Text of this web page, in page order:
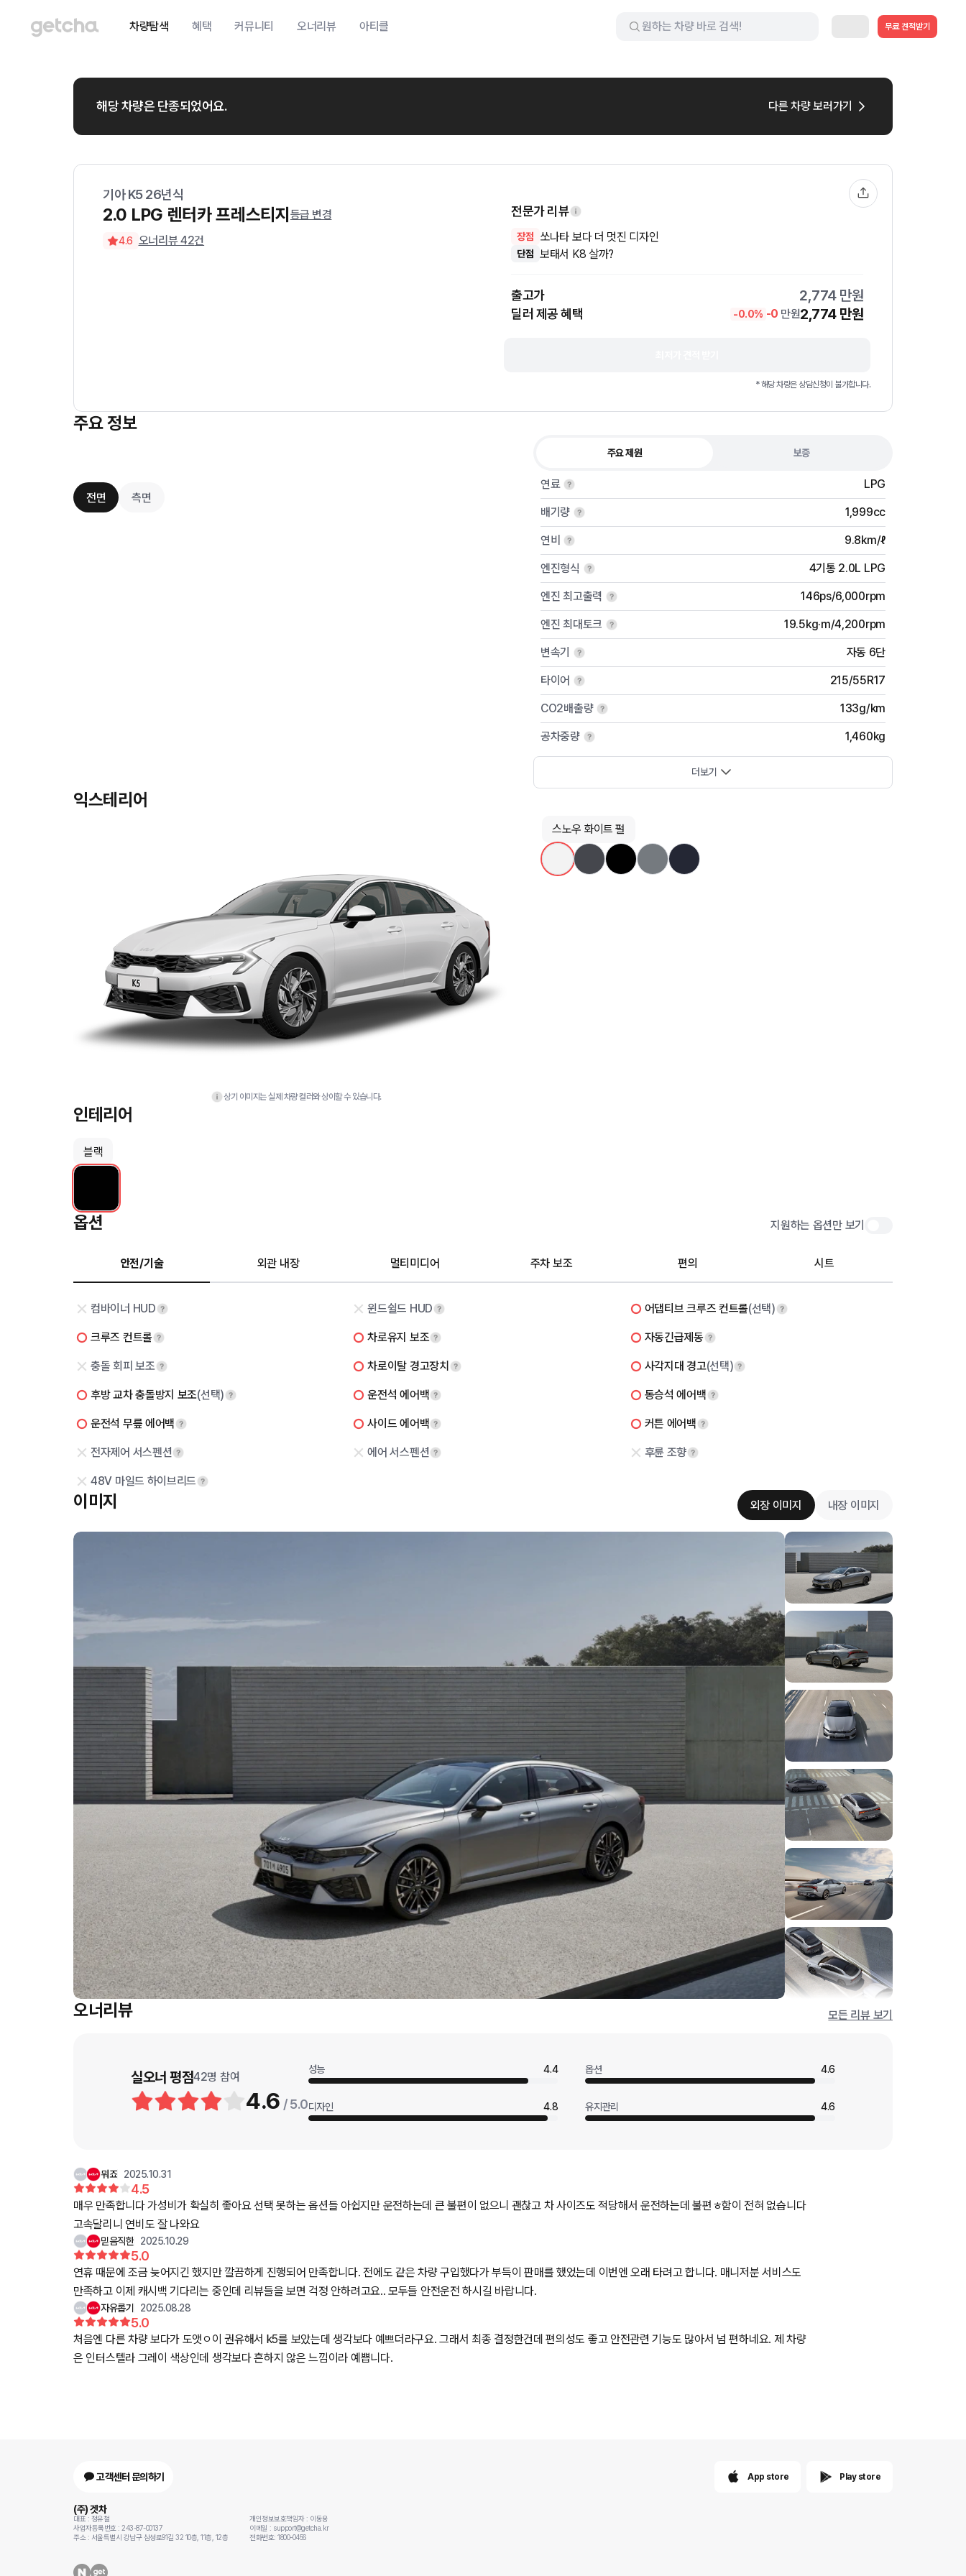
차량탐색 혜택 커뮤니티 오너리뷰 아티클 무료 견적받기
해당 차량은 단종되었어요. 다른 차량 보러가기
기아 K5 26년식
2.0 LPG 렌터카 프레스티지 등급 변경
4.6 오너리뷰42건
전문가 리뷰
장점 쏘나타 보다 더 멋진 디자인
단점 보태서 K8 살까?
출고가 2,774 만원
딜러 제공 혜택 -0.0% -0 만원2,774 만원
* 해당 차량은 상담신청이 불가합니다.
주요 정보
전면 측면
주요 제원 보증
연료 LPG
배기량 1,999cc
연비 9.8km/ℓ
엔진형식 4기통 2.0L LPG
엔진 최고출력 146ps/6,000rpm
엔진 최대토크 19.5kg·m/4,200rpm
변속기 자동 6단
타이어 215/55R17
CO2배출량 133g/km
공차중량 1,460kg
더보기
익스테리어
상기 이미지는 실제 차량 컬러와 상이할 수 있습니다.
스노우 화이트 펄
인테리어
블랙
옵션 지원하는 옵션만 보기
안전/기술 외관 내장 멀티미디어 주차 보조 편의 시트
컴바이너 HUD 윈드쉴드 HUD 어댑티브 크루즈 컨트롤(선택)
크루즈 컨트롤 차로유지 보조 자동긴급제동
충돌 회피 보조 차로이탈 경고장치 사각지대 경고(선택)
후방 교차 충돌방지 보조(선택) 운전석 에어백 동승석 에어백
운전석 무릎 에어백 사이드 에어백 커튼 에어백
전자제어 서스펜션 에어 서스펜션 후륜 조향
48V 마일드 하이브리드
이미지 외장 이미지 내장 이미지
오너리뷰 모든 리뷰 보기
실오너 평점42명 참여
4.6 / 5.0
성능 4.4 옵션 4.6
디자인 4.8 유지관리 4.6
뭐죠 2025.10.31
4.5
매우 만족합니다 가성비가 확실히 좋아요 선택 못하는 옵션들 아쉽지만 운전하는데 큰 불편이 없으니 괜찮고 차 사이즈도 적당해서 운전하는데 불편ㅎ함이 전혀 없습니다
고속달리니 연비도 잘 나와요
믿음직한 2025.10.29
5.0
연휴 때문에 조금 늦어지긴 했지만 깔끔하게 진행되어 만족합니다. 전에도 같은 차량 구입했다가 부득이 판매를 했었는데 이번엔 오래 타려고 합니다. 매니저분 서비스도
만족하고 이제 캐시백 기다리는 중인데 리뷰들을 보면 걱정 안하려고요.. 모두들 안전운전 하시길 바랍니다.
자유롭기 2025.08.28
5.0
처음엔 다른 차량 보다가 도앳ㅇ이 권유해서 k5를 보았는데 생각보다 예쁘더라구요. 그래서 최종 결정한건데 편의성도 좋고 안전관련 기능도 많아서 넘 편하네요. 제 차량
은 인터스텔라 그레이 색상인데 생각보다 흔하지 않은 느낌이라 예쁩니다.
고객센터 문의하기 App store Play store
(주) 겟차
대표 : 정유철
사업자등록번호 : 243-87-00137
주소 : 서울특별시 강남구 삼성로91길 32 10층, 11층, 12층
개인정보보호책임자 : 이동용
이메일 : support@getcha.kr
전화번호: 1800-0456